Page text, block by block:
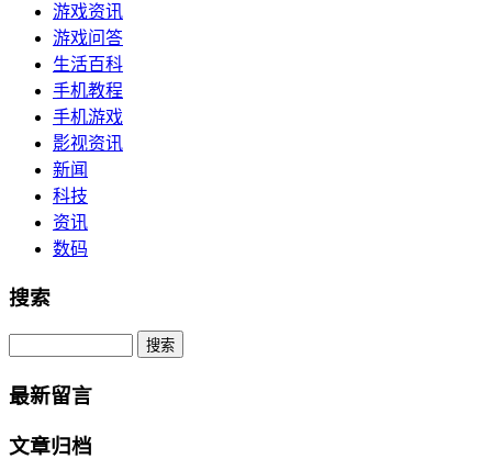
游戏资讯
游戏问答
生活百科
手机教程
手机游戏
影视资讯
新闻
科技
资讯
数码
搜索
Search
最新留言
文章归档